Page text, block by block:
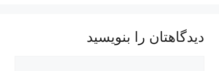
دیدگاهتان را بنویسید